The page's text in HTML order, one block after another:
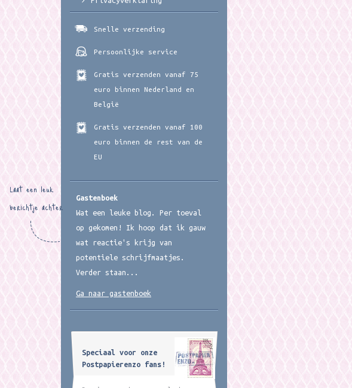
Snelle verzending
Persoonlijke service
Gratis verzenden vanaf 75
euro binnen Nederland en
België
Gratis verzenden vanaf 100
euro binnen de rest van de
EU
Gastenboek
Wat een leuke blog. Per toeval
op gekomen! Ik hoop dat ik gauw
wat reactie's krijg van
potentiele schrijfmaatjes.
Verder staan...
Laat een leuk
berichtje achter
Ga naar gastenboek
Speciaal voor onze
Postpapierenzo fans!